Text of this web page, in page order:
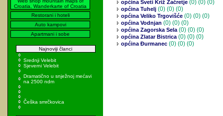
Croatia, Wanderkarte of Croatia
Restorani i hoteli
Auto kampovi
Apartmani i sobe
Najnoviji članci
Srednji Velebit
Sjeverni Velebit
Dramatično u snježnoj mećavi
na 2500 ndm
Češka smrčkovica
općina Sveti Križ Začretje (0) (0) (0)
općina Tuhelj (0) (0) (0)
općina Veliko Trgovišće (0) (0) (0)
općina Vodnjan (0) (0) (0)
općina Zagorska Sela(0) (0) (0)
općina Zlatar Bistrica(0) (0) (0)
općina Đurmanec (0) (0) (0)